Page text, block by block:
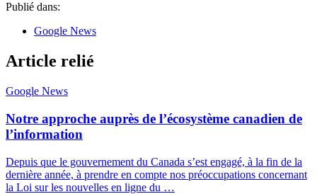
Publié dans:
Google News
Article relié
Google News
Notre approche auprès de l’écosystème canadien de
l’information
Depuis que le gouvernement du Canada s’est engagé, à la fin de la
dernière année, à prendre en compte nos préoccupations concernant
la Loi sur les nouvelles en ligne du …